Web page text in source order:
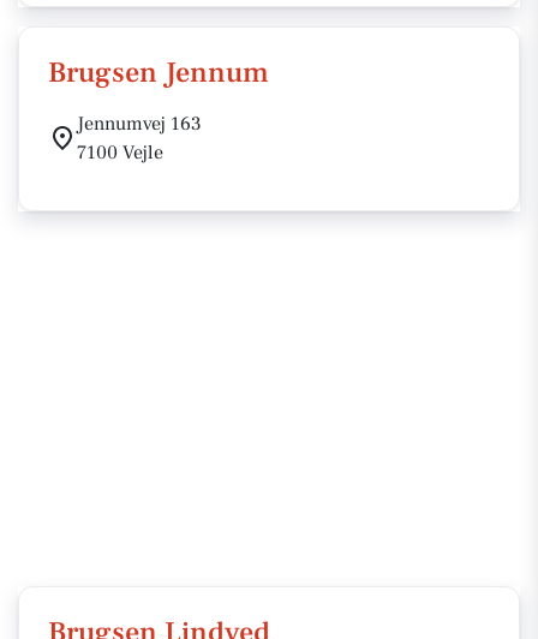
Brugsen Jennum
Jennumvej 163
7100 Vejle